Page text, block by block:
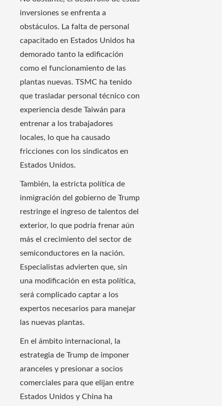
inversiones se enfrenta a
obstáculos. La falta de personal
capacitado en Estados Unidos ha
demorado tanto la edificación
como el funcionamiento de las
plantas nuevas. TSMC ha tenido
que trasladar personal técnico con
experiencia desde Taiwán para
entrenar a los trabajadores
locales, lo que ha causado
fricciones con los sindicatos en
Estados Unidos.
También, la estricta política de
inmigración del gobierno de Trump
restringe el ingreso de talentos del
exterior, lo que podría frenar aún
más el crecimiento del sector de
semiconductores en la nación.
Especialistas advierten que, sin
una modificación en esta política,
será complicado captar a los
expertos necesarios para manejar
las nuevas plantas.
En el ámbito internacional, la
estrategia de Trump de imponer
aranceles y presionar a socios
comerciales para que elijan entre
Estados Unidos y China ha